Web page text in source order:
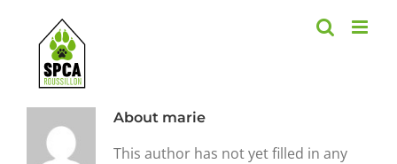
content
About marie
This author has not yet filled in any